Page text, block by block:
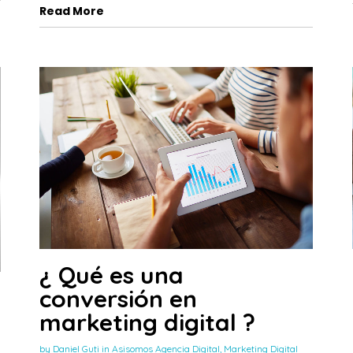
Read More
¿ Qué es una
conversión en
marketing digital ?
by Daniel Guti in Asisomos Agencia Digital, Marketing Digital